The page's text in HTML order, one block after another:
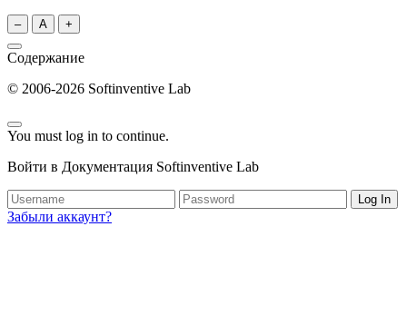
– A +
Содержание
© 2006-2026 Softinventive Lab
You must log in to continue.
Войти в Документация Softinventive Lab
Log In
Забыли аккаунт?